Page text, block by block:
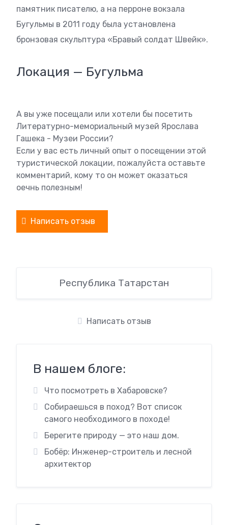
памятник писателю, а на перроне вокзала
Бугульмы в 2011 году была установлена
бронзовая скульптура «Бравый солдат Швейк».
Локация — Бугульма
А вы уже посещали или хотели бы посетить
Литературно-мемориальный музей Ярослава
Гашека - Музеи России?
Если у вас есть личный опыт о посещении этой
туристической локации, пожалуйста оставьте
комментарий, кому то он может оказаться
оечнь полезным!
Написать отзыв
Республика Татарстан
Написать отзыв
В нашем блоге:
Что посмотреть в Хабаровске?
Собираешься в поход? Вот список
самого необходимого в походе!
Берегите природу — это наш дом.
Бобёр: Инженер-строитель и лесной
архитектор